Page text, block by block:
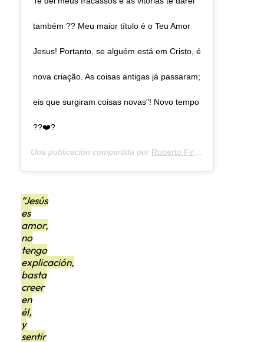
também ?? Meu maior título é o Teu Amor
Jesus! Portanto, se alguém está em Cristo, é
nova criação. As coisas antigas já passaram;
eis que surgiram coisas novas”! Novo tempo
??❤️?
Una publicación compartida por Roberto Firmino
“Jesús
es
amor,
no
tengo
explicación,
basta
creer
en
él,
y
sentir